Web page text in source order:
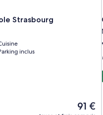
Strasbourg
inclus
Le
nouveau
91 €